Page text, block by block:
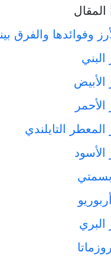
المقال
وفوائدها والفرق
البني
الأبيض
الأحمر
المعطر التايلندي
الأسود
بسمتي
البري